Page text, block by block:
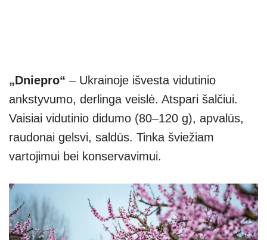
„Dniepro“ – Ukrainoje išvesta vidutinio
ankstyvumo, derlinga veislė. Atspari šalčiui.
Vaisiai vidutinio didumo (80–120 g), apvalūs,
raudonai gelsvi, saldūs. Tinka šviežiam
vartojimui bei konservavimui.